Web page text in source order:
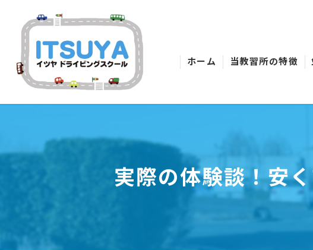
ホーム 当教習所の特徴
実際の体験談！安